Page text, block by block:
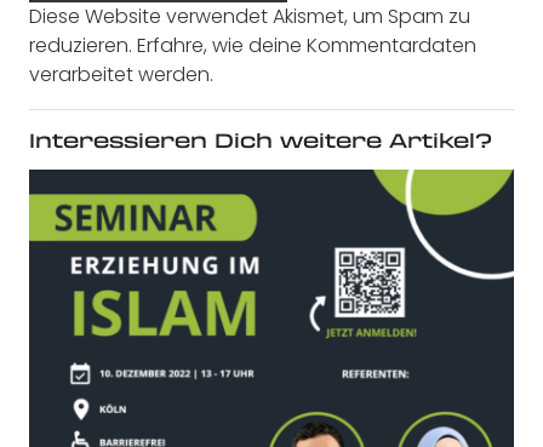
Diese Website verwendet Akismet, um Spam zu
reduzieren. Erfahre, wie deine Kommentardaten
verarbeitet werden.
Interessieren Dich weitere Artikel?